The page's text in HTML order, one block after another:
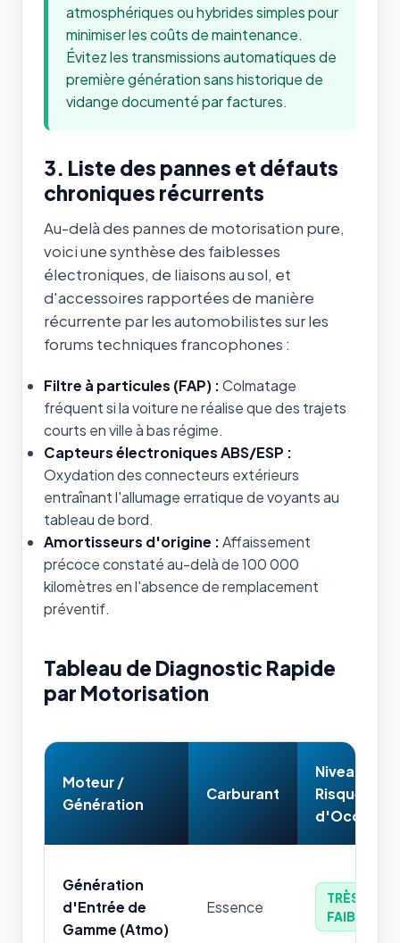
atmosphériques ou hybrides simples pour
minimiser les coûts de maintenance.
Évitez les transmissions automatiques de
première génération sans historique de
vidange documenté par factures.
3. Liste des pannes et défauts
chroniques récurrents
Au-delà des pannes de motorisation pure,
voici une synthèse des faiblesses
électroniques, de liaisons au sol, et
d'accessoires rapportées de manière
récurrente par les automobilistes sur les
forums techniques francophones :
Filtre à particules (FAP) :Colmatage
fréquent si la voiture ne réalise que des trajets
courts en ville à bas régime.
Capteurs électroniques ABS/ESP :
Oxydation des connecteurs extérieurs
entraînant l'allumage erratique de voyants au
tableau de bord.
Amortisseurs d'origine :Affaissement
précoce constaté au-delà de 100 000
kilomètres en l'absence de remplacement
préventif.
Tableau de Diagnostic Rapide
par Motorisation
Moteur /
Génération
Carburant
Niveau de
Risque
d'Occasion
Génération
d'Entrée de
Gamme (Atmo)
Essence
TRÈS
FAIBLE